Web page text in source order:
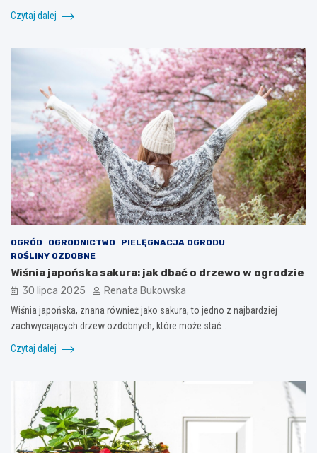
Czytaj dalej
OGRÓD OGRODNICTWO
PIELĘGNACJA OGRODU
ROŚLINY OZDOBNE
Wiśnia japońska sakura: jak dbać o drzewo w ogrodzie
30 lipca 2025 Renata Bukowska
Wiśnia japońska, znana również jako sakura, to jedno z najbardziej
zachwycających drzew ozdobnych, które może stać…
Czytaj dalej